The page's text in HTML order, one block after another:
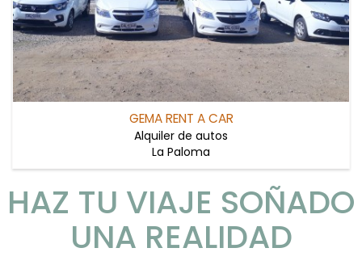
GEMA RENT A CAR
Alquiler de autos
La Paloma
HAZ TU VIAJE SOÑADO
UNA REALIDAD